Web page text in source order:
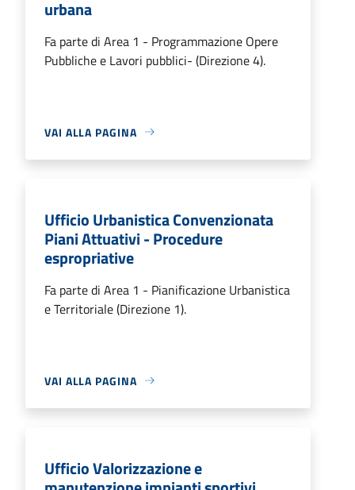
urbana
Fa parte di Area 1 - Programmazione Opere
Pubbliche e Lavori pubblici- (Direzione 4).
VAI ALLA PAGINA
Ufficio Urbanistica Convenzionata
Piani Attuativi - Procedure
espropriative
Fa parte di Area 1 - Pianificazione Urbanistica
e Territoriale (Direzione 1).
VAI ALLA PAGINA
Ufficio Valorizzazione e